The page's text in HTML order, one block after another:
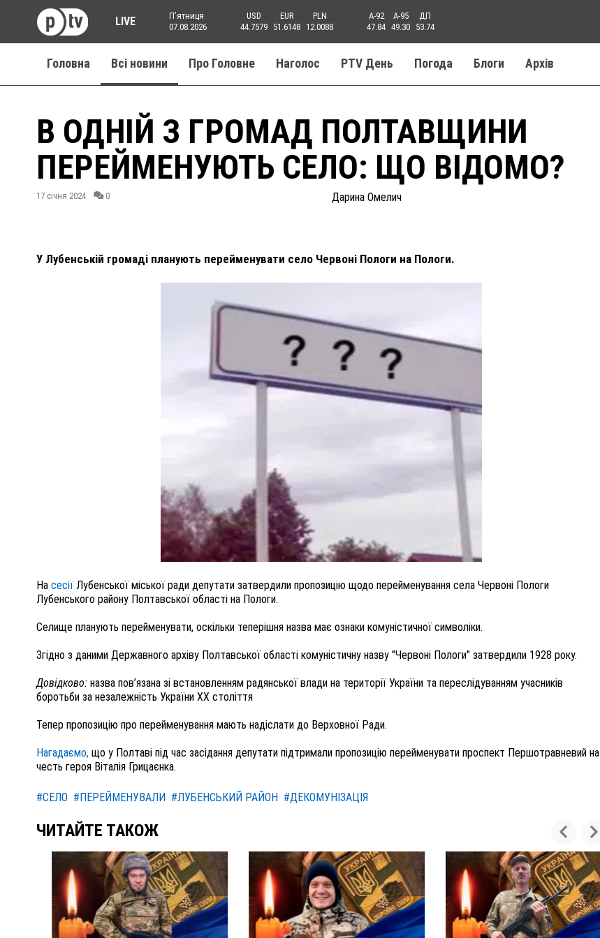
LIVE
Пʼятниця
07.08.2026
USD
44.7579
EUR
51.6148
PLN
12.0088
A-92
47.84
A-95
49.30
ДП
53.74
Головна Всі новини Про Головне Наголос PTV День Погода Блоги Aрхів
В ОДНІЙ З ГРОМАД ПОЛТАВЩИНИ
ПЕРЕЙМЕНУЮТЬ СЕЛО: ЩО ВІДОМО?
17 січня 2024 0 Дарина Омелич
У Лубенській громаді планують перейменувати село Червоні Пологи на Пологи.
На сесії Лубенської міської ради депутати затвердили пропозицію щодо перейменування села Червоні Пологи
Лубенського району Полтавської області на Пологи.
Селище планують перейменувати, оскільки теперішня назва має ознаки комуністичної символіки.
Згідно з даними Державного архіву Полтавської області комуністичну назву "Червоні Пологи" затвердили 1928 року.
Довідково: назва пов’язана зі встановленням радянської влади на території України та переслідуванням учасників
боротьби за незалежність України XX століття
Тепер пропозицію про перейменування мають надіслати до Верховної Ради.
Нагадаємо, що у Полтаві під час засідання депутати підтримали пропозицію перейменувати проспект Першотравневий на
честь героя Віталія Грицаєнка.
#СЕЛО #ПЕРЕЙМЕНУВАЛИ #ЛУБЕНСЬКИЙ РАЙОН #ДЕКОМУНІЗАЦІЯ
ЧИТАЙТЕ ТАКОЖ
ПОЛІЦІЯ ПОЛТАВЩИНИ РОЗШУКУЄ 62-РІЧНУ
ЛЮДМИЛУ ТИМЧЕНКО
ВНАСЛІДОК ПОРАНЕНЬ, ОТРИМАНИХ НА ВІЙНІ,
ПОМЕР ВОЇН ЮРІЙ ВОЙТИК